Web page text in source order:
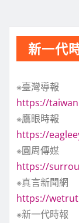
新一代
※臺灣導報
https://
※鷹眼時報
https://
※圓周傳媒
https://
※真言新聞網
https://
※新一代時報